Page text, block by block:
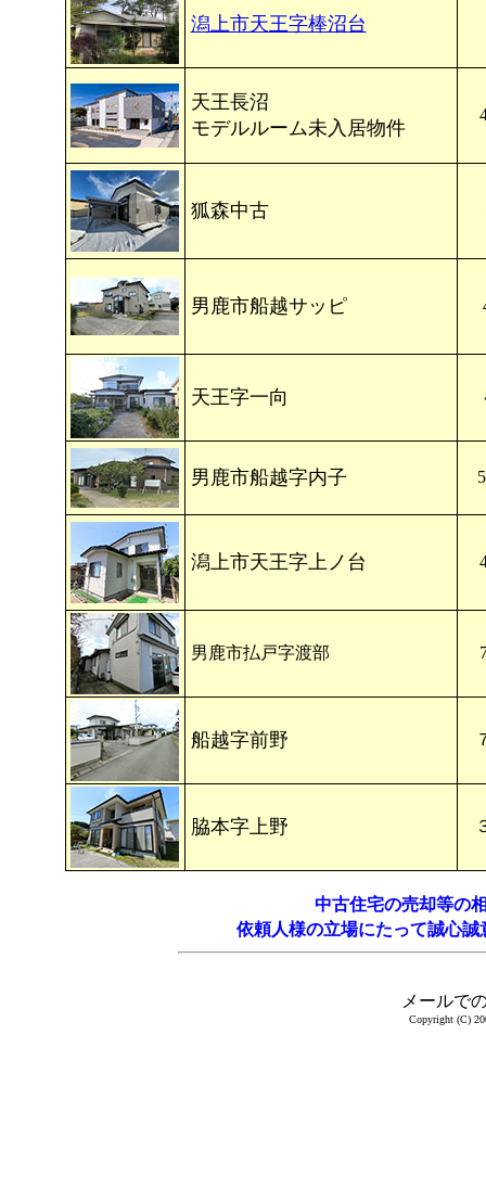
潟上市天王字棒沼台
天王長沼
モデルルーム未入居物件
狐森中古
男鹿市船越サッピ
天王字一向
男鹿市船越字内子
潟上市天王字上ノ台
男鹿市払戸字渡部
船越字前野
脇本字上野
中古住宅の売却等の
依頼人様の立場にたって誠心
メールで
Copyright (C)